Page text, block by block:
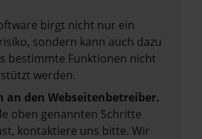
birgt nicht nur ein
sondern kann auch dazu
bestimmte Funktionen nicht
werden.
an den Webseitenbetreiber.
oben genannten Schritte
kontaktiere uns bitte. Wir